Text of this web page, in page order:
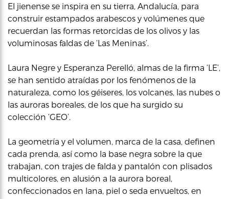
El jienense se inspira en su tierra, Andalucía, para
construir estampados arabescos y volúmenes que
recuerdan las formas retorcidas de los olivos y las
voluminosas faldas de ‘Las Meninas’.
Laura Negre y Esperanza Perelló, almas de la firma ‘LE’,
se han sentido atraídas por los fenómenos de la
naturaleza, como los géiseres, los volcanes, las nubes o
las auroras boreales, de los que ha surgido su
colección ‘GEO’.
La geometría y el volumen, marca de la casa, definen
cada prenda, así como la base negra sobre la que
trabajan, con trajes de falda y pantalón con plisados
multicolores, en alusión a la aurora boreal,
confeccionados en lana, piel o seda envueltos, en